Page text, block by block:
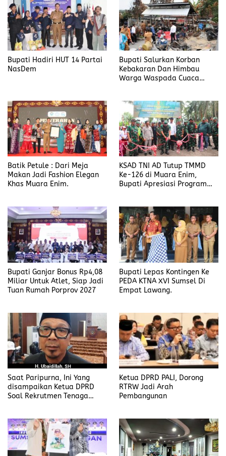
Bupati Hadiri HUT 14 Partai
NasDem
Bupati Salurkan Korban
Kebakaran Dan Himbau
Warga Waspada Cuaca
Batik Petule : Dari Meja
Makan Jadi Fashion Elegan
Khas Muara Enim.
KSAD TNI AD Tutup TMMD
Ke-126 di Muara Enim,
Bupati Apresiasi Program
Bupati Ganjar Bonus Rp4,08
Miliar Untuk Atlet, Siap Jadi
Tuan Rumah Porprov 2027
Bupati Lepas Kontingen Ke
PEDA KTNA XVI Sumsel Di
Empat Lawang.
Saat Paripurna, Ini Yang
disampaikan Ketua DPRD
Soal Rekrutmen Tenaga
Ketua DPRD PALI, Dorong
RTRW Jadi Arah
Pembangunan